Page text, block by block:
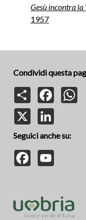
Gesù incontra la
1957
Condividi questa
Share
Facebook
Seguici anche su:
Facebook